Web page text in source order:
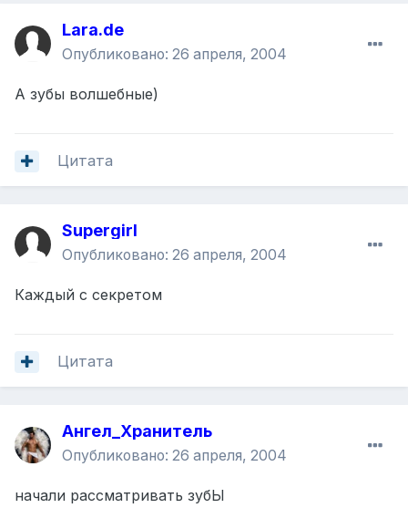
Lara.de
Опубликовано: 26 апреля, 2004
А зубы волшебные)
Цитата
Supergirl
Опубликовано: 26 апреля, 2004
Каждый с секретом
Цитата
Ангел_Хранитель
Опубликовано: 26 апреля, 2004
начали рассматривать зубЫ